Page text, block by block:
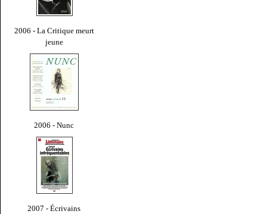
2006 - La Critique meurt
jeune
2006 - Nunc
2007 - Écrivains